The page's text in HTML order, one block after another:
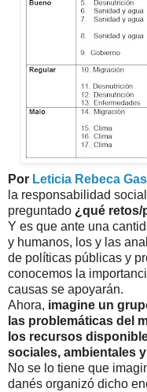
Por Leticia Rebeca
la responsabilidad
preguntado ¿qué retos/
Y es que ante una
y humanos, los y las
de políticas públicas y
conocemos la
causas se apoyarán.
Ahora, imagine un
las problemáticas del
los recursos
sociales, ambientales
No se lo tiene que
danés organizó dicho